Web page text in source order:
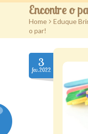
Eduque
Letras
Play
Downloads
Atividades
Encontre o
Home > Eduque
o par!
3
fev.2022